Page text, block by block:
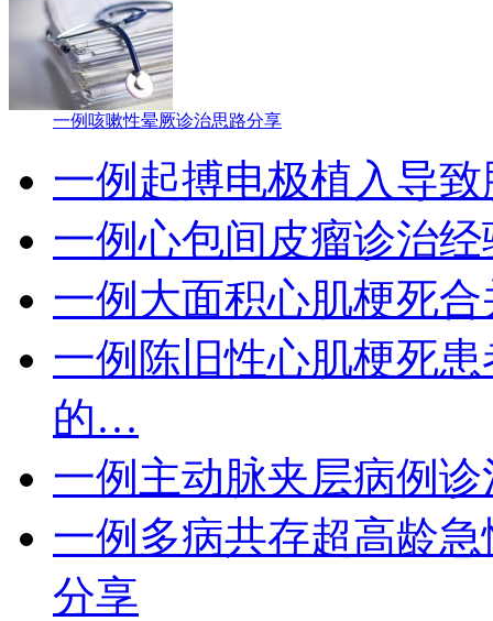
一例咳嗽性晕厥诊治思路分享
一例起搏电极植入导
一例心包间皮瘤诊治
一例大面积心肌梗死
一例陈旧性心肌梗死
的…
一例主动脉夹层病例
一例多病共存超高龄
分享